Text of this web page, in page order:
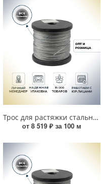
Трос для растяжки стальной 6 мм (100 м) 00000003924
от 8 519 ₽ за 100 м